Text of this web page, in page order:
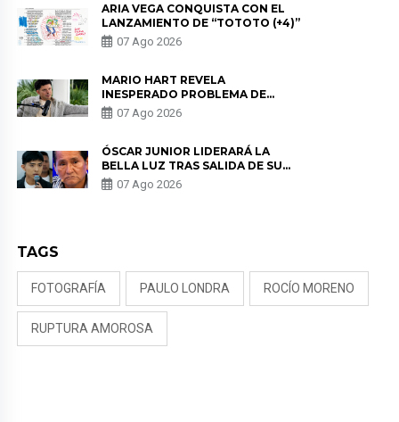
ARIA VEGA CONQUISTA CON EL
LANZAMIENTO DE “TOTOTO (+4)”
07 Ago 2026
MARIO HART REVELA
INESPERADO PROBLEMA DE
SALUD ANTES DE SEPARARSE DE
KORINA: “ME ENCONTRARON UN
07 Ago 2026
ÓSCAR JUNIOR LIDERARÁ LA
BELLA LUZ TRAS SALIDA DE SU
PADRE POR POLÉMICA CON
NALDY SALDAÑA
07 Ago 2026
TAGS
FOTOGRAFÍA PAULO LONDRA ROCÍO MORENO
RUPTURA AMOROSA